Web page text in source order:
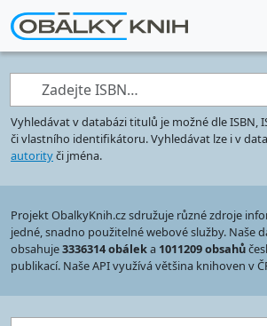
Zadejte ISBN…
Vyhledávat v databázi titulů je možné dle ISBN,
či vlastního identifikátoru. Vyhledávat lze i v
autorityči jména.
Projekt ObalkyKnih.cz sdružuje různé zdroje
jedné, snadno použitelné webové služby. Naše
obsahuje3336314 obáleka 1011209 obsahů
publikací. Naše API využívá většina knihoven v